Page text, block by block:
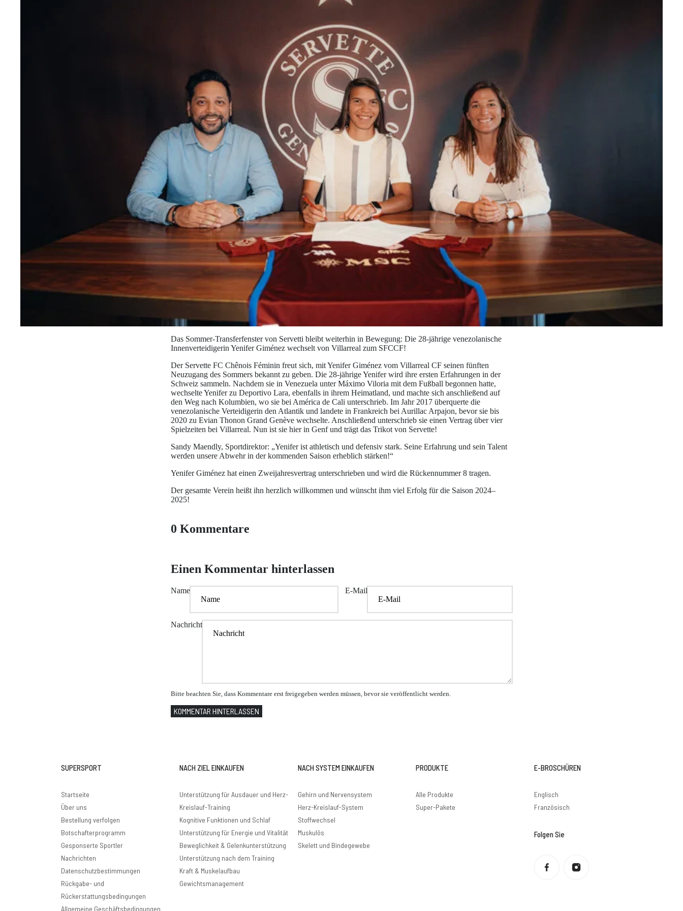
Das Sommer-Transferfenster von Servetti bleibt weiterhin in Bewegung: Die 28-jährige venezolanische
Innenverteidigerin Yenifer Giménez wechselt von Villarreal zum SFCCF!
Der Servette FC Chênois Féminin freut sich, mit Yenifer Giménez vom Villarreal CF seinen fünften
Neuzugang des Sommers bekannt zu geben. Die 28-jährige Yenifer wird ihre ersten Erfahrungen in der
Schweiz sammeln. Nachdem sie in Venezuela unter Máximo Viloria mit dem Fußball begonnen hatte,
wechselte Yenifer zu Deportivo Lara, ebenfalls in ihrem Heimatland, und machte sich anschließend auf
den Weg nach Kolumbien, wo sie bei América de Cali unterschrieb. Im Jahr 2017 überquerte die
venezolanische Verteidigerin den Atlantik und landete in Frankreich bei Aurillac Arpajon, bevor sie bis
2020 zu Evian Thonon Grand Genève wechselte. Anschließend unterschrieb sie einen Vertrag über vier
Spielzeiten bei Villarreal. Nun ist sie hier in Genf und trägt das Trikot von Servette!
Sandy Maendly, Sportdirektor: „Yenifer ist athletisch und defensiv stark. Seine Erfahrung und sein Talent
werden unsere Abwehr in der kommenden Saison erheblich stärken!“
Yenifer Giménez hat einen Zweijahresvertrag unterschrieben und wird die Rückennummer 8 tragen.
Der gesamte Verein heißt ihn herzlich willkommen und wünscht ihm viel Erfolg für die Saison 2024–
2025!
0 Kommentare
Einen Kommentar hinterlassen
Name E-Mail
Nachricht
Bitte beachten Sie, dass Kommentare erst freigegeben werden müssen, bevor sie veröffentlicht werden.
KOMMENTAR HINTERLASSEN
SUPERSPORT
Startseite
Über uns
Bestellung verfolgen
Botschafterprogramm
Gesponserte Sportler
Nachrichten
Datenschutzbestimmungen
Rückgabe- und
Rückerstattungsbedingungen
Allgemeine Geschäftsbedingungen
NACH ZIEL EINKAUFEN
Unterstützung für Ausdauer und Herz-
Kreislauf-Training
Kognitive Funktionen und Schlaf
Unterstützung für Energie und Vitalität
Beweglichkeit & Gelenkunterstützung
Unterstützung nach dem Training
Kraft & Muskelaufbau
Gewichtsmanagement
NACH SYSTEM EINKAUFEN
Gehirn und Nervensystem
Herz-Kreislauf-System
Stoffwechsel
Muskulös
Skelett und Bindegewebe
PRODUKTE
Alle Produkte
Super-Pakete
E-BROSCHÜREN
Englisch
Französisch
Folgen Sie